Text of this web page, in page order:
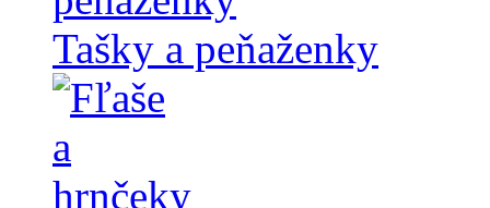
Tašky a peňaženky